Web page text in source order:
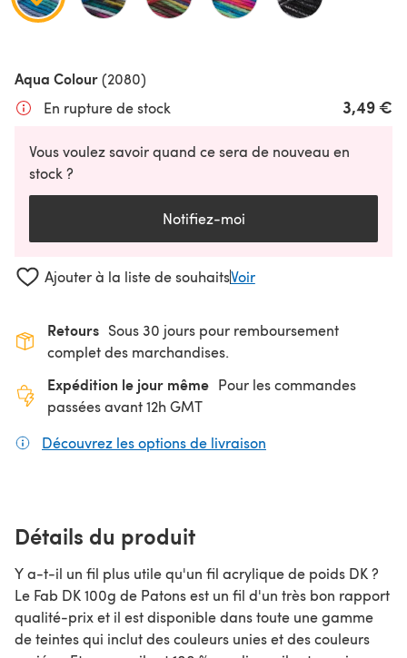
Aqua Colour(2080)
En rupture de stock
3,49 €
Vous voulez savoir quand ce sera de nouveau en
stock ?
Notifiez-moi
Ajouter à la liste de souhaitsVoir
Retours Sous 30 jours pour remboursement
complet des marchandises.
Expédition le jour même Pour les commandes
passées avant 12h GMT
Découvrez les options de livraison
Détails du produit
Y a-t-il un fil plus utile qu'un fil acrylique de poids DK ?
Le Fab DK 100g de Patons est un fil d'un très bon rapport
qualité-prix et il est disponible dans toute une gamme
de teintes qui inclut des couleurs unies et des couleurs